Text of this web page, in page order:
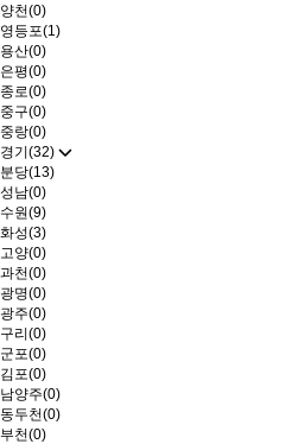
양천(0)
영등포(1)
용산(0)
은평(0)
종로(0)
중구(0)
중랑(0)
경기(32)
분당(13)
성남(0)
수원(9)
화성(3)
고양(0)
과천(0)
광명(0)
광주(0)
구리(0)
군포(0)
김포(0)
남양주(0)
동두천(0)
부천(0)